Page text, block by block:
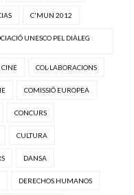
C'MUN 2012
UNESCO PEL DIÀLEG
CINE COL·LABORACIONS
COMISSIÓ EUROPEA
CONCURS
CULTURA
DANSA
DERECHOS HUMANOS